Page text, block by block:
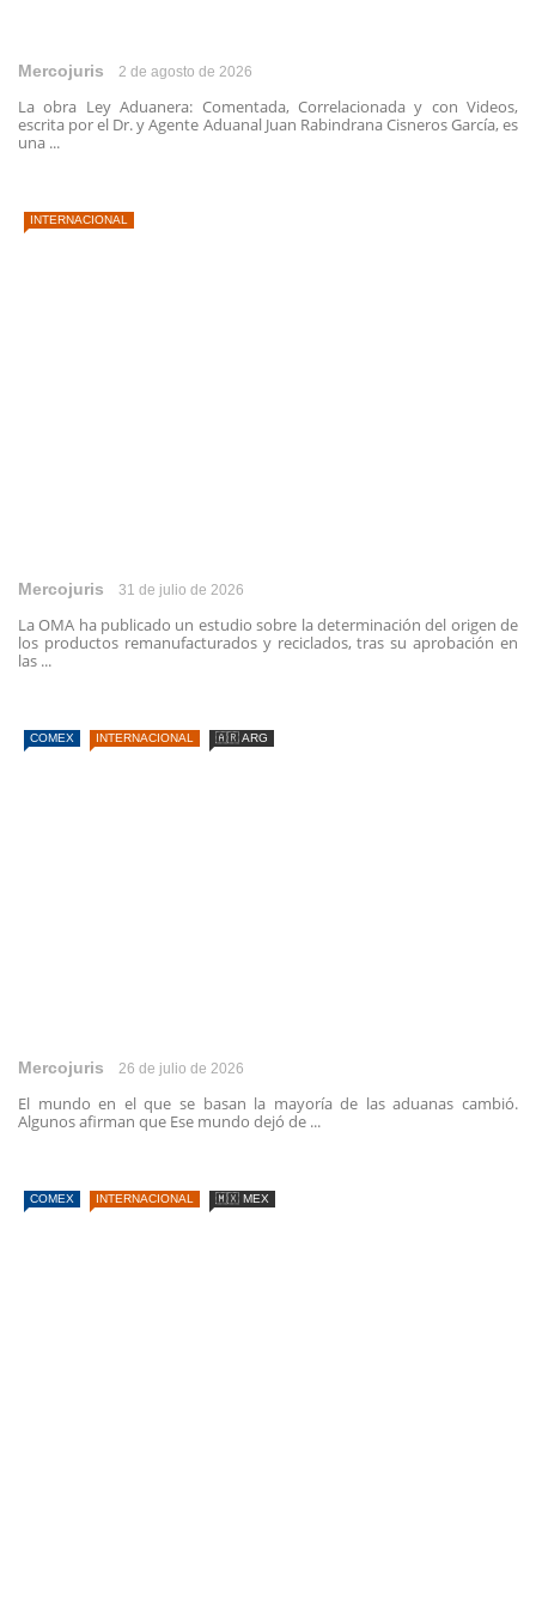
Mercojuris 2 de agosto de 2026
La obra Ley Aduanera: Comentada, Correlacionada y con Videos,
escrita por el Dr. y Agente Aduanal Juan Rabindrana Cisneros García, es
una ...
INTERNACIONAL
Mercojuris 31 de julio de 2026
La OMA ha publicado un estudio sobre la determinación del origen de
los productos remanufacturados y reciclados, tras su aprobación en
las ...
COMEX INTERNACIONAL 🇦🇷 ARG
Mercojuris 26 de julio de 2026
El mundo en el que se basan la mayoría de las aduanas cambió.
Algunos afirman que Ese mundo dejó de ...
COMEX INTERNACIONAL 🇲🇽 MEX